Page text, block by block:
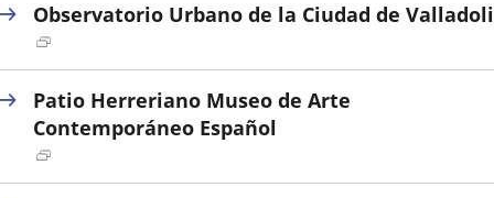
aplicación
Observatorio Urbano de la Ciudad de
Enlace
a
una
aplicación
externa.
Patio Herreriano Museo de Arte
Contemporáneo Español
Enlace
a